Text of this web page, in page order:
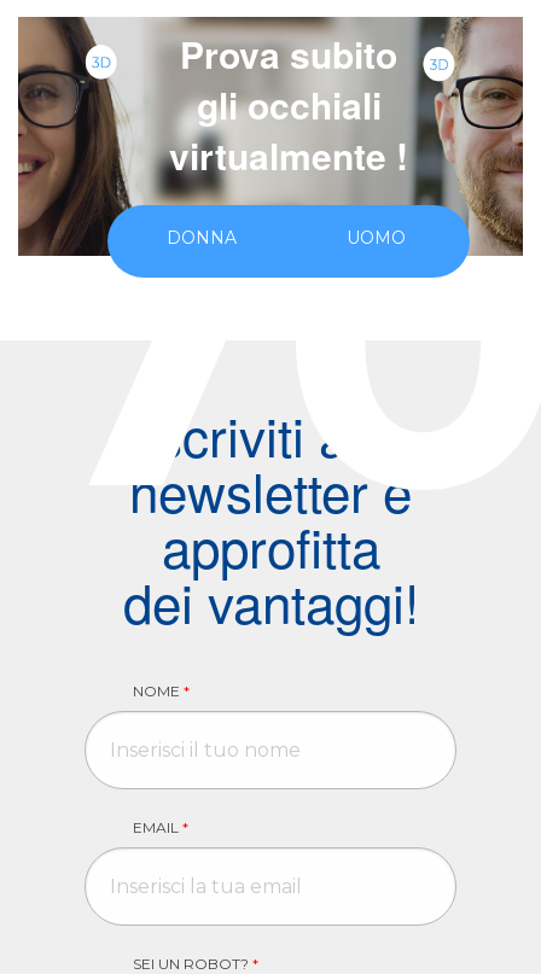
Prova subito
gli occhiali
virtualmente !
DONNA UOMO
Iscriviti alla
newsletter e
approfitta
dei vantaggi!
NOME *
EMAIL *
SEI UN ROBOT? *